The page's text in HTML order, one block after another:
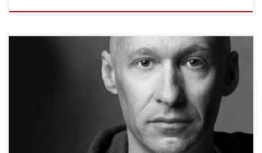
La Sala Beckett –recientemente galardonada como Mejor Sala de
Teatro 2019 en los Premis Catalunya de Teatre– dedica su actual
temporada, en la que celebra su trigésimo aniversario, a la
muerte. Y es que el aniversario del teatro coincide con el de la
muerte del dramaturgo que le da nombre, […]